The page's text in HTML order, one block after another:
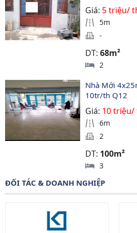
Giá: 5 triệu/
5m
-
DT:68m²
2
Nhà Mới
10tr/th Q12
Giá: 10 triệu/
6m
2
DT: 100m²
3
ĐỐI TÁC & DOANH NGHIỆP